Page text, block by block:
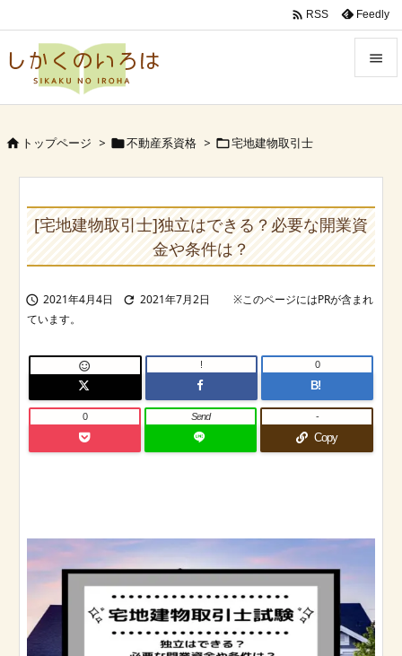

Prev

Search
 RSS Feedly
 トップページ > 不動産系資格 > 宅地建物取引士
[宅地建物取引士]独立はできる？必要な開業資
金や条件は？
 2021年4月4日  2021年7月2日
 !
B!
0
0 Send
Copy
-